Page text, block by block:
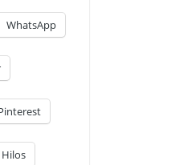
WhatsApp
Hilos